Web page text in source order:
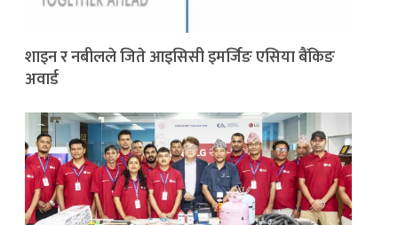
शाइन र नबीलले जिते आइसिसी इमर्जिङ एसिया बैंकिङ
अवार्ड